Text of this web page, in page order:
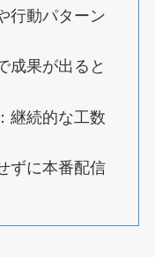
行動パターン
成果が出ると
：継続的な工数
ずに本番配信